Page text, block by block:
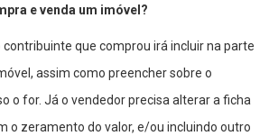
e venda um imóvel?
contribuinte que comprou irá incluir na parte
assim como preencher sobre o
o for. Já o vendedor precisa alterar a ficha
o zeramento do valor, e/ou incluindo outro